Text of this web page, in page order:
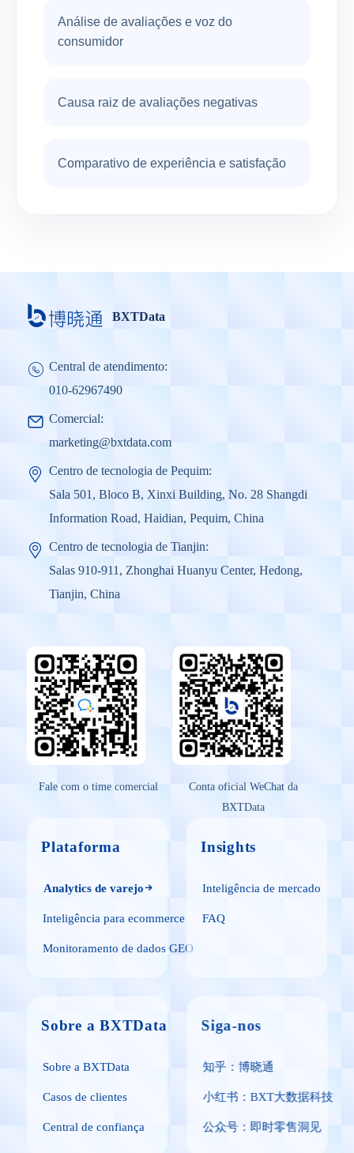
Análise de avaliações e voz do
consumidor
Causa raiz de avaliações negativas
Comparativo de experiência e satisfação
BXTData
Central de atendimento:
010-62967490
Comercial:
marketing@bxtdata.com
Centro de tecnologia de Pequim:
Sala 501, Bloco B, Xinxi Building, No. 28 Shangdi
Information Road, Haidian, Pequim, China
Centro de tecnologia de Tianjin:
Salas 910-911, Zhonghai Huanyu Center, Hedong,
Tianjin, China
Fale com o time comercial
Conta oficial WeChat da
BXTData
Plataforma
Analytics de varejo
Inteligência para ecommerce
Monitoramento de dados GEO
Insights
Inteligência de mercado
FAQ
Sobre a BXTData
Sobre a BXTData
Casos de clientes
Central de confiança
Siga-nos
知乎：博晓通
小红书：BXT大数据科技
公众号：即时零售洞见